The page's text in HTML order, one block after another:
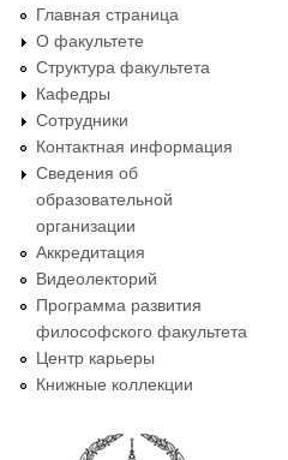
Главная страница
О факультете
Структура факультета
Кафедры
Сотрудники
Контактная информация
Сведения об
образовательной
организации
Аккредитация
Видеолекторий
Программа развития
философского факультета
Центр карьеры
Книжные коллекции